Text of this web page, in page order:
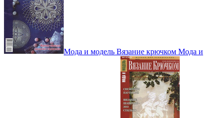
Мода и модель Вязание крючком Мода и